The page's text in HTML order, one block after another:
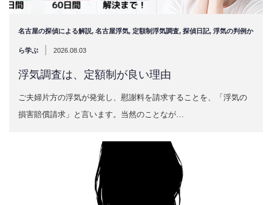
名古屋の探偵による解説, 名古屋浮気, 定額制浮気調査, 探偵日記, 浮気の判例か
ら学ぶ 2026.08.03
浮気調査は、定額制が良い理由
ご夫婦片方の浮気が発覚し、慰謝料を請求することを、「浮気の
損害賠償請求」と言います。当然のことなが…